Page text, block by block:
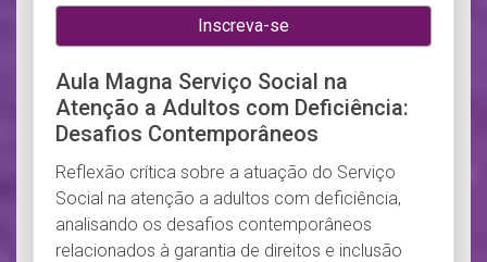
Inscreva-se
Aula Magna Serviço Social na
Atenção a Adultos com Deficiência:
Desafios Contemporâneos
Reflexão crítica sobre a atuação do Serviço
Social na atenção a adultos com deficiência,
analisando os desafios contemporâneos
relacionados à garantia de direitos e inclusão